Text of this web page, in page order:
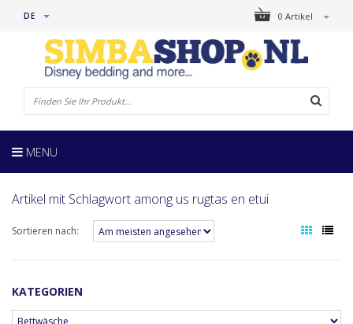
0 Artikel
DE
MENU
Artikel mit Schlagwort among us rugtas en etui
Sortieren nach:
KATEGORIEN